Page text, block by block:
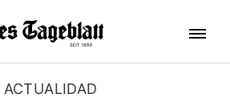
ACTUALIDAD